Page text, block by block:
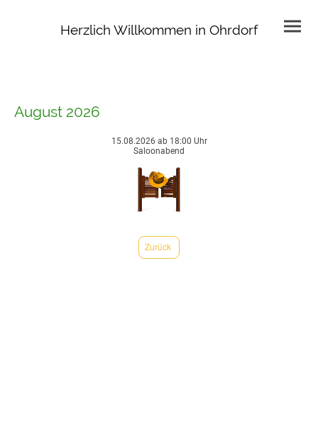
Herzlich Willkommen in Ohrdorf
August 2026
15.08.2026 ab 18:00 Uhr
Saloonabend
Zurück